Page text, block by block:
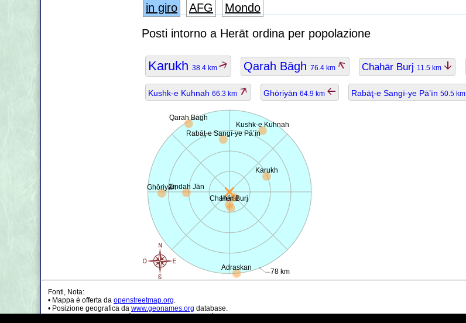
in giro AFG
Mondo
Posti intorno a Herāt ordina per popolazione
Karukh 38.4 km Qarah Bāgh 76.4 km Chahār Burj 11.5 km
Kushk-e Kuhnah 66.3 km Ghōriyān 64.9 km Rabāţ-e Sangī-ye Pā’īn 50.5 km
Herāt
78 km
Karukh
Qarah Bāgh
Chahār Burj
Zindah Jān
Adraskan
Kushk-e Kuhnah
Ghōriyān
Rabāţ-e Sangī-ye Pā’īn
Fonti, Nota:
• Mappa è offerta da openstreetmap.org.
• Posizione geografica da www.geonames.org database.